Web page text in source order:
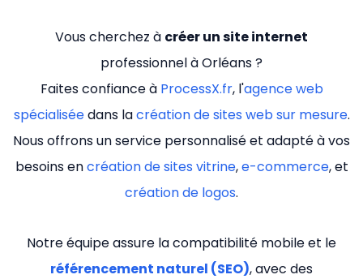
Vous cherchez à créer un site internet
professionnel à Orléans ?
Faites confiance à ProcessX.fr, l'agence web
spécialiséedans lacréation de sites web sur mesure.
Nous offrons un service personnalisé et adapté à vos
besoins encréation de sites vitrine,e-commerce, et
création de logos.
Notre équipe assure la compatibilité mobile et le
référencement naturel (SEO), avec des